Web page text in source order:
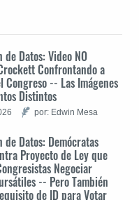
Datos: Video NO
Confrontando a
Congreso -- Las Imágenes
Distintos
por: Edwin Mesa
Datos: Demócratas
Proyecto de Ley que
Negociar
-- Pero También
de ID para Votar